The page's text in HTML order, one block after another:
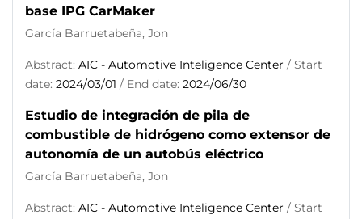
base IPG CarMaker
García Barruetabeña, Jon
Abstract: AIC - Automotive Inteligence Center / Start
date: 2024/03/01 / End date: 2024/06/30
Estudio de integración de pila de
combustible de hidrógeno como extensor de
autonomía de un autobús eléctrico
García Barruetabeña, Jon
Abstract: AIC - Automotive Inteligence Center / Start